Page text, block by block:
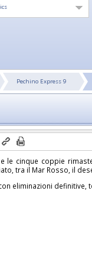
Pechino Express 9
le cinque coppie
tra il Mar Rosso, il
eliminazioni definitive,